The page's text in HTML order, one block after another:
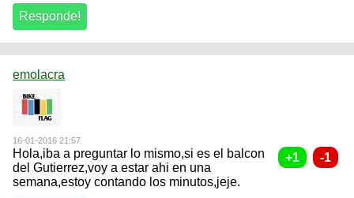
emolacra
16-01-2016 21:57
Hola,iba a preguntar lo mismo,si es el balcon
del Gutierrez,voy a estar ahi en una
semana,estoy contando los minutos,jeje.